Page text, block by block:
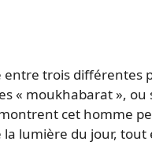
trois différentes
« moukhabarat »,
cet homme
lumière du jour,